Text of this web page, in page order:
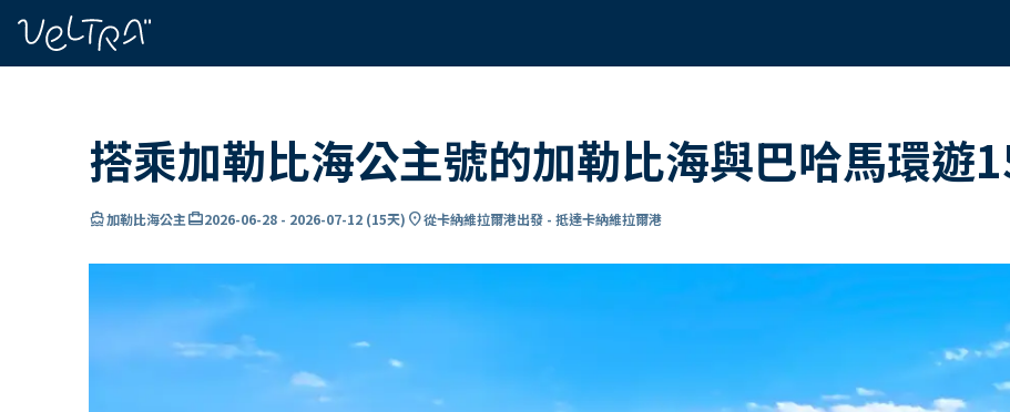
搭乘加勒比海公主號的加勒比海與巴哈馬環遊
directions_boat加勒比海公主card_travel2026-06-28 - 2026-07-12 (15天) location_on從卡納維拉爾港出發 - 抵達卡納維拉爾港